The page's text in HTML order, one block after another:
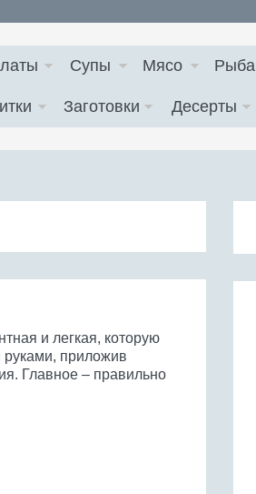
Супы Мясо Рыба
Заготовки Десерты
и легкая, которую
руками, приложив
Главное – правильно